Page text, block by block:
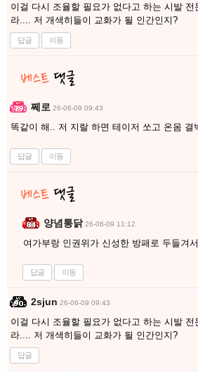
이걸 다시 조율할 필요가 없다고 하는 시발
라.... 저 개색히들이 교화가 될 인간인지?
답글 이동
쩨로 26-06-09 09:43
똑같이 해.. 저 지랄 하면 테이저 쏘고 온몸 결
답글 이동
양념통닭 26-06-09 11:12
여가부랑 인권위가 신성한 방패로 두들겨
답글 이동
2sjun 26-06-09 09:43
이걸 다시 조율할 필요가 없다고 하는 시발
라.... 저 개색히들이 교화가 될 인간인지?
답글